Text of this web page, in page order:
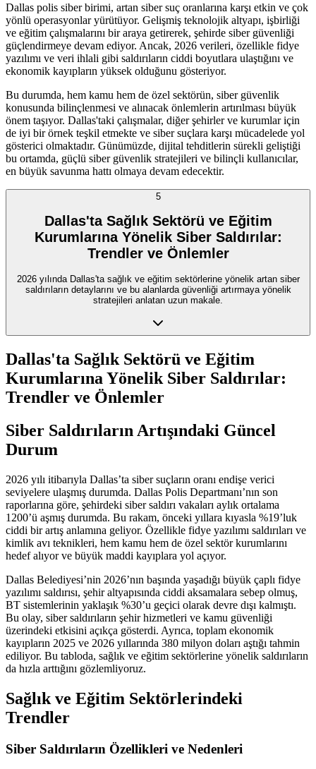
Dallas polis siber birimi, artan siber suç oranlarına karşı etkin ve çok
yönlü operasyonlar yürütüyor. Gelişmiş teknolojik altyapı, işbirliği
ve eğitim çalışmalarını bir araya getirerek, şehirde siber güvenliği
güçlendirmeye devam ediyor. Ancak, 2026 verileri, özellikle fidye
yazılımı ve veri ihlali gibi saldırıların ciddi boyutlara ulaştığını ve
ekonomik kayıpların yüksek olduğunu gösteriyor.
Bu durumda, hem kamu hem de özel sektörün, siber güvenlik
konusunda bilinçlenmesi ve alınacak önlemlerin artırılması büyük
önem taşıyor. Dallas'taki çalışmalar, diğer şehirler ve kurumlar için
de iyi bir örnek teşkil etmekte ve siber suçlara karşı mücadelede yol
gösterici olmaktadır. Günümüzde, dijital tehditlerin sürekli geliştiği
bu ortamda, güçlü siber güvenlik stratejileri ve bilinçli kullanıcılar,
en büyük savunma hattı olmaya devam edecektir.
5
Dallas'ta Sağlık Sektörü ve Eğitim
Kurumlarına Yönelik Siber Saldırılar:
Trendler ve Önlemler
2026 yılında Dallas'ta sağlık ve eğitim sektörlerine yönelik artan siber
saldırıların detaylarını ve bu alanlarda güvenliği artırmaya yönelik
stratejileri anlatan uzun makale.
Dallas'ta Sağlık Sektörü ve Eğitim
Kurumlarına Yönelik Siber Saldırılar:
Trendler ve Önlemler
Siber Saldırıların Artışındaki Güncel
Durum
2026 yılı itibarıyla Dallas’ta siber suçların oranı endişe verici
seviyelere ulaşmış durumda. Dallas Polis Departmanı’nın son
raporlarına göre, şehirdeki siber saldırı vakaları aylık ortalama
1200’ü aşmış durumda. Bu rakam, önceki yıllara kıyasla %19’luk
ciddi bir artış anlamına geliyor. Özellikle fidye yazılımı saldırıları ve
kimlik avı teknikleri, hem kamu hem de özel sektör kurumlarını
hedef alıyor ve büyük maddi kayıplara yol açıyor.
Dallas Belediyesi’nin 2026’nın başında yaşadığı büyük çaplı fidye
yazılımı saldırısı, şehir altyapısında ciddi aksamalara sebep olmuş,
BT sistemlerinin yaklaşık %30’u geçici olarak devre dışı kalmıştı.
Bu olay, siber saldırıların şehir hizmetleri ve kamu güvenliği
üzerindeki etkisini açıkça gösterdi. Ayrıca, toplam ekonomik
kayıpların 2025 ve 2026 yıllarında 380 milyon doları aştığı tahmin
ediliyor. Bu tabloda, sağlık ve eğitim sektörlerine yönelik saldırıların
da hızla arttığını gözlemliyoruz.
Sağlık ve Eğitim Sektörlerindeki
Trendler
Siber Saldırıların Özellikleri ve Nedenleri